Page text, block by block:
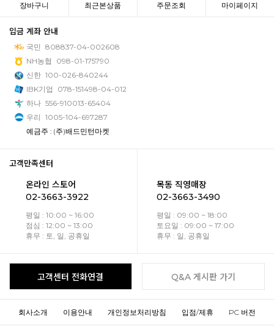
장바구니 최근본상품 주문조회 마이페이지
입금 계좌 안내
국민 808837-04-002608
NH농협
098-01-175790
신한 100-026-840244
IBK기업
078-151498-04-012
하나 556-910013-65404
우리 1005-104-697287
예금주 : (주)배드민턴마켓
고객만족센터
온라인 스토어
02-3663-3922
평일 : 10:00 ~ 16:00
점심 : 12:00 ~ 13:00
휴무 : 토, 일, 공휴일
목동 직영매장
02-3663-3490
평일 : 09:00 ~ 18:00
토요일 : 09:00 ~ 17:00
휴무 : 일, 공휴일
고객센터 전화연결 Q&A 게시판 가기
회사소개 이용안내 개인정보처리방침 입점/제휴 PC 버전